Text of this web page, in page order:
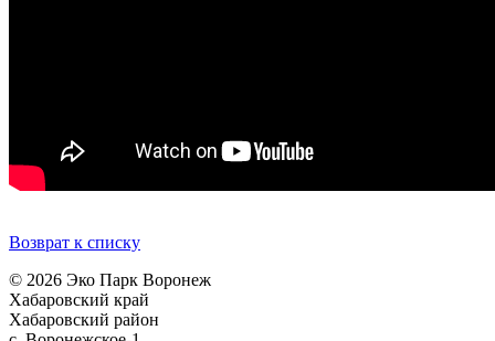
Возврат к списку
© 2026 Эко Парк Воронеж
Хабаровский край
Хабаровский район